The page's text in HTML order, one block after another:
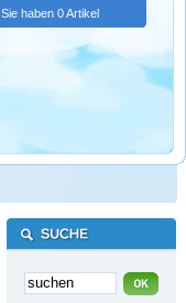
Sie haben 0 Artikel